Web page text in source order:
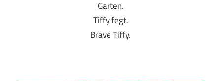
Garten.
Tiffy fegt.
Brave Tiffy.